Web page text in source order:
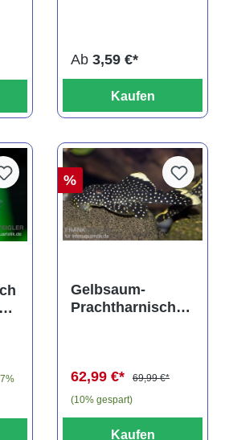
Ab 3,59 €*
Kaufen
von 5 von 5 Sternen
%
Gelbsaum-
Prachtharnischw
62,99 €*
69,99 €*
(10% gespart)
Kaufen